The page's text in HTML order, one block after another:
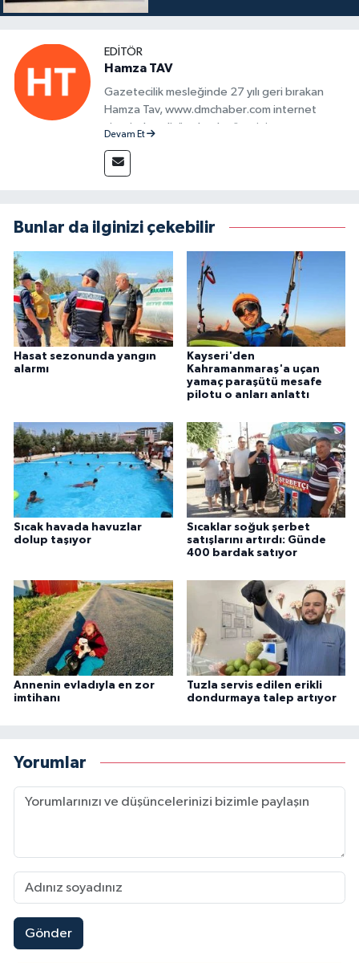
EDITÖR
Hamza TAV
Gazetecilik mesleğinde 27 yılı geri bırakan
Hamza Tav, www.dmchaber.com internet
sitesinde editör olarak görevini
Devam Et
Bunlar da ilginizi çekebilir
Hasat sezonunda yangın
alarmı
Kayseri'den
Kahramanmaraş'a uçan
yamaç paraşütü mesafe
pilotu o anları anlattı
Sıcak havada havuzlar
dolup taşıyor
Sıcaklar soğuk şerbet
satışlarını artırdı: Günde
400 bardak satıyor
Annenin evladıyla en zor
imtihanı
Tuzla servis edilen erikli
dondurmaya talep artıyor
Yorumlar
Gönder